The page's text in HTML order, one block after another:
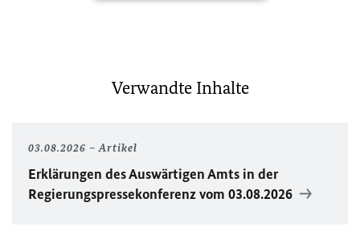
Verwandte Inhalte
03.08.2026 Artikel
Erklärungen des Auswärtigen Amts in der
Regierungspressekonferenz vom 03.08.2026